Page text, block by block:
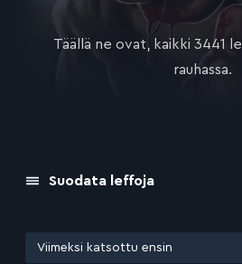
Täällä ne ovat, kaikki 3441
rauhassa.
Suodata leffoja